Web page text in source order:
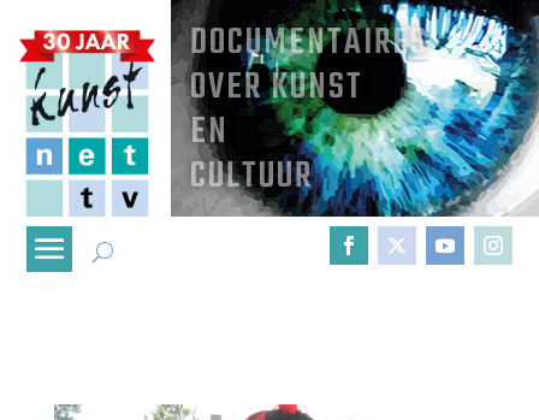
DOCUMENTAIRES
OVER KUNST
EN
CULTUUR